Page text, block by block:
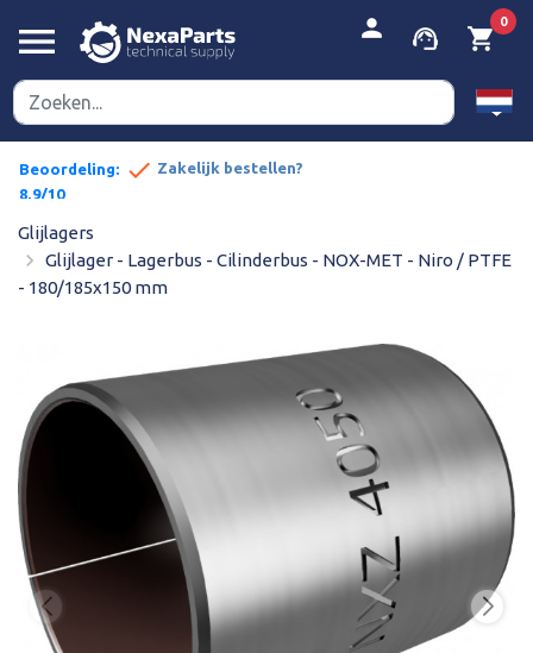
menu person support_agent shopping_cart
0
Beoordeling:
8,9/10
prijzen done Zakelijk bestellen?
Glijlagers
navigate_next Glijlager - Lagerbus - Cilinderbus - NOX-MET - Niro / PTFE
- 180/185x150 mm

